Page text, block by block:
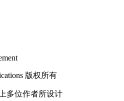
版权所有
多位作者所设计